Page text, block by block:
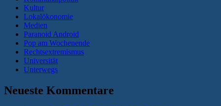
Kultur
Lokalökonomie
Medien
Paranoid Android
Pop am Wochenende
Rechtsextremismus
Universität
Unterwegs
Neueste Kommentare